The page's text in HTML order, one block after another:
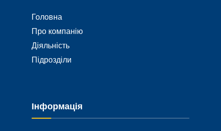
Головна
Про компанію
Діяльність
Підрозділи
Інформація